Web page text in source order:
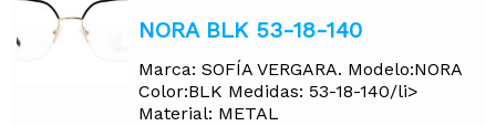
NORA BLK 53-18-140
Marca: SOFÍA VERGARA. Modelo:NORA
Color:BLK Medidas: 53-18-140/li>
Material: METAL